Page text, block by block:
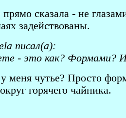
сказала - не
задействованы.
писал(а):
- это как? Формами?
меня чутье? Просто
горячего чайника.